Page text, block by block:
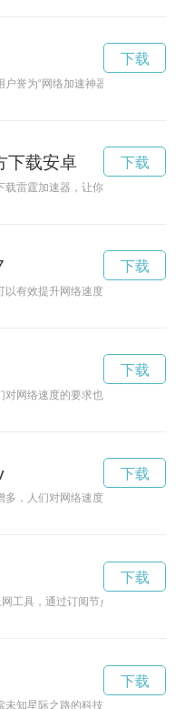
誉为“网络加速神器”的软件，现
下载
下载安卓
载雷霆加速器，让你的网页加载速度
下载
以有效提升网络速度，让用户畅快
下载
对网络速度的要求也越来越高。手
下载
多，人们对网络速度的要求也越来
下载
工具，通过订阅节点可以实现更
下载
未知星际之路的科技平台，致力于
下载